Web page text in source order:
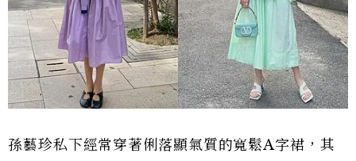
孫藝珍私下經常穿著俐落顯氣質的寬鬆A字裙，其